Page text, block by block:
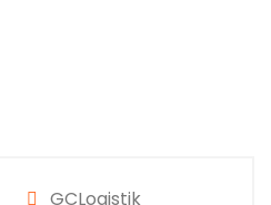
GCLogistik